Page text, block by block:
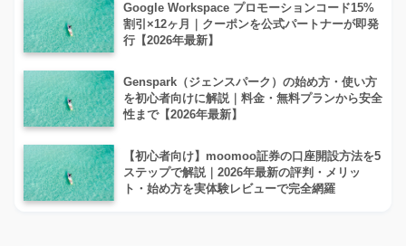
Google Workspace プロモーションコード15%
割引×12ヶ月｜クーポンを公式パートナーが即発
行【2026年最新】
Genspark（ジェンスパーク）の始め方・使い方
を初心者向けに解説｜料金・無料プランから安全
性まで【2026年最新】
【初心者向け】moomoo証券の口座開設方法を5
ステップで解説｜2026年最新の評判・メリッ
ト・始め方を実体験レビューで完全網羅